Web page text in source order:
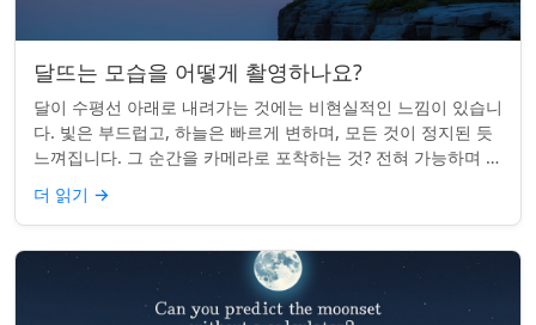
달뜨는 모습을 어떻게 촬영하나요?
달이 수평선 아래로 내려가는 것에는 비현실적인 느낌이 있습니
다. 빛은 부드럽고, 하늘은 빠르게 변하며, 모든 것이 정지된 듯
느껴집니다. 그 순간을 카메라로 포착하는 것? 전혀 가능하며 가
치가 있습니다. 간단한 팁:...
더 읽기 →